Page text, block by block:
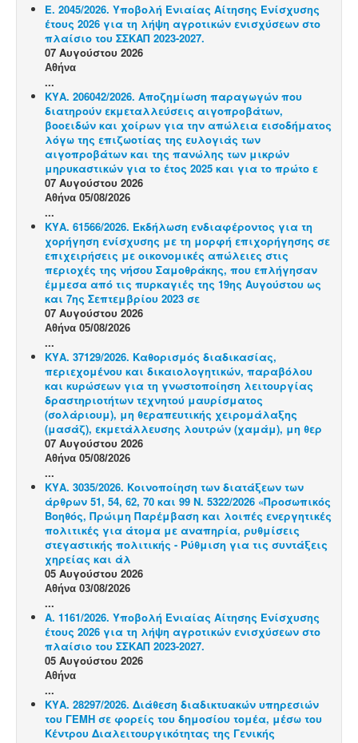
Ε. 2045/2026. Υποβολή Ενιαίας Αίτησης Ενίσχυσης
έτους 2026 για τη λήψη αγροτικών ενισχύσεων στο
πλαίσιο του ΣΣΚΑΠ 2023-2027.
07 Αυγούστου 2026
Αθήνα
...
ΚΥΑ. 206042/2026. Αποζημίωση παραγωγών που
διατηρούν εκμεταλλεύσεις αιγοπροβάτων,
βοοειδών και χοίρων για την απώλεια εισοδήματος
λόγω της επιζωοτίας της ευλογιάς των
αιγοπροβάτων και της πανώλης των μικρών
μηρυκαστικών για το έτος 2025 και για το πρώτο ε
07 Αυγούστου 2026
Αθήνα 05/08/2026
...
ΚΥΑ. 61566/2026. Εκδήλωση ενδιαφέροντος για τη
χορήγηση ενίσχυσης με τη μορφή επιχορήγησης σε
επιχειρήσεις με οικονομικές απώλειες στις
περιοχές της νήσου Σαμοθράκης, που επλήγησαν
έμμεσα από τις πυρκαγιές της 19ης Αυγούστου ως
και 7ης Σεπτεμβρίου 2023 σε
07 Αυγούστου 2026
Αθήνα 05/08/2026
...
ΚΥΑ. 37129/2026. Καθορισμός διαδικασίας,
περιεχομένου και δικαιολογητικών, παραβόλου
και κυρώσεων για τη γνωστοποίηση λειτουργίας
δραστηριοτήτων τεχνητού μαυρίσματος
(σολάριουμ), μη θεραπευτικής χειρομάλαξης
(μασάζ), εκμετάλλευσης λουτρών (χαμάμ), μη θερ
07 Αυγούστου 2026
Αθήνα 05/08/2026
...
ΚΥΑ. 3035/2026. Κοινοποίηση των διατάξεων των
άρθρων 51, 54, 62, 70 και 99 Ν. 5322/2026 «Προσωπικός
Βοηθός, Πρώιμη Παρέμβαση και λοιπές ενεργητικές
πολιτικές για άτομα με αναπηρία, ρυθμίσεις
στεγαστικής πολιτικής - Ρύθμιση για τις συντάξεις
χηρείας και άλ
05 Αυγούστου 2026
Αθήνα 03/08/2026
...
Α. 1161/2026. Υποβολή Ενιαίας Αίτησης Ενίσχυσης
έτους 2026 για τη λήψη αγροτικών ενισχύσεων στο
πλαίσιο του ΣΣΚΑΠ 2023-2027.
05 Αυγούστου 2026
Αθήνα
...
ΚΥΑ. 28297/2026. Διάθεση διαδικτυακών υπηρεσιών
του ΓΕΜΗ σε φορείς του δημοσίου τομέα, μέσω του
Κέντρου Διαλειτουργικότητας της Γενικής